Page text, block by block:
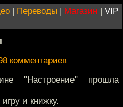
| Переводы | Магазин | VIP
комментариев
"Настроение" прошла
и книжку.